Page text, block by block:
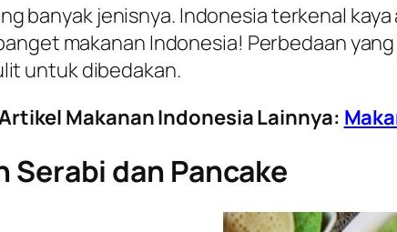
banyak jenisnya. Indonesia terkenal
makanan Indonesia! Perbedaan
untuk dibedakan.
Makanan Indonesia Lainnya:
Serabi dan Pancake